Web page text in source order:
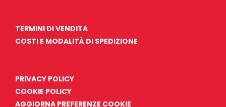
TERMINI DI VENDITA
COSTI E MODALITÀ DI SPEDIZIONE
PRIVACY POLICY
COOKIE POLICY
AGGIORNA PREFERENZE COOKIE